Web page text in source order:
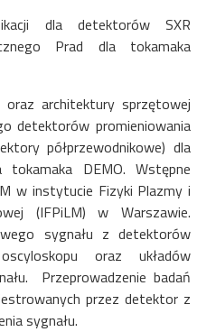
dla detektorów SXR
Prad dla tokamaka
oraz architektury sprzętowej
detektorów promieniowania
półprzewodnikowe) dla
DEMO. Wstępne
w instytucie Fizyki Plazmy i
(IFPiLM) w Warszawie.
sygnału z detektorów
oraz układów
Przeprowadzenie badań
przez detektor z
sygnału.